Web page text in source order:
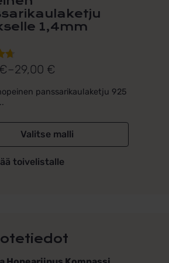
1,4mm
€–29,00 €
panssarikaulaketju 925
Valitse malli
toivelistalle